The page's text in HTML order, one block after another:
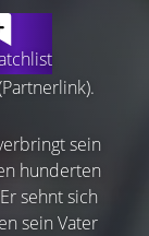
sein
hunderten
sehnt sich
sein Vater